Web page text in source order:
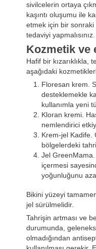
sivilcelerin ortaya
kaşıntı oluşumu ile
etmek için bir
tedaviyi yapmalısınız.
Kozmetik ve
Hafif bir kızarıklıkla,
aşağıdaki
Floresan krem.
desteklemekle
kullanımla yeni
Kloran kremi.
nemlendirici
Krem-jel Kadife.
bölgelerdeki
Jel
içermesi
yoğunluğunu
Bikini yüzeyi
jel sürülmelidir.
Tahrişin artması ve
durumunda,
olmadığından